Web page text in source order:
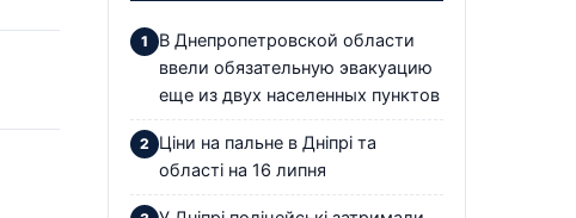
В Днепропетровской области
ввели обязательную эвакуацию
еще из двух населенных пунктов
Ціни на пальне в Дніпрі та
області на 16 липня